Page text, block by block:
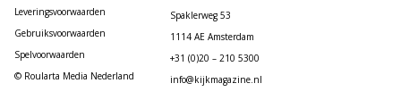
Leveringsvoorwaarden
Gebruiksvoorwaarden
Spelvoorwaarden
© Roularta Media Nederland
Spaklerweg 53
1114 AE Amsterdam
+31 (0)20 – 210 5300
info@kijkmagazine.nl